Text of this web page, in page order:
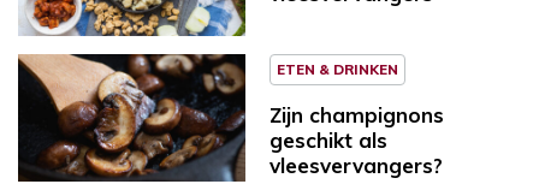
ETEN & DRINKEN
Zijn champignons
geschikt als
vleesvervangers?